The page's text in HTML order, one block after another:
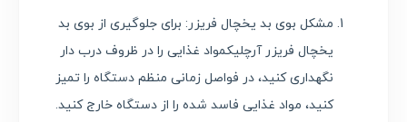
مشکل بوی بد یخچال فریزر: برای جلوگیری از بوی بد
یخچال فریزر آرچلیکمواد غذایی را در ظروف درب دار
نگهداری کنید، در فواصل زمانی منظم دستگاه را تمیز
کنید، مواد غذایی فاسد شده را از دستگاه خارج کنید.